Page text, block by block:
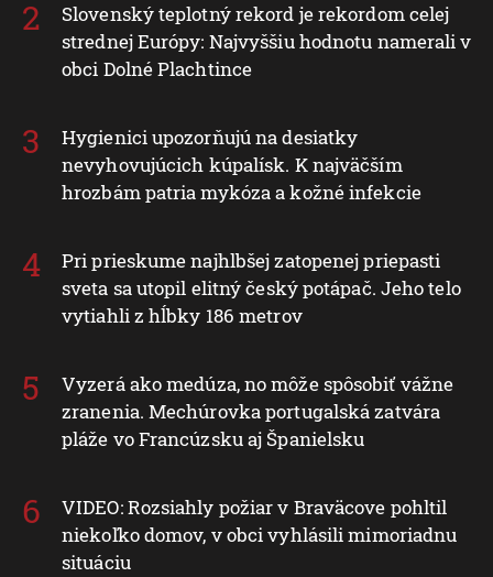
Slovenský teplotný rekord je rekordom celej
strednej Európy: Najvyššiu hodnotu namerali v
obci Dolné Plachtince
Hygienici upozorňujú na desiatky
nevyhovujúcich kúpalísk. K najväčším
hrozbám patria mykóza a kožné infekcie
Pri prieskume najhlbšej zatopenej priepasti
sveta sa utopil elitný český potápač. Jeho telo
vytiahli z hĺbky 186 metrov
Vyzerá ako medúza, no môže spôsobiť vážne
zranenia. Mechúrovka portugalská zatvára
pláže vo Francúzsku aj Španielsku
VIDEO: Rozsiahly požiar v Braväcove pohltil
niekoľko domov, v obci vyhlásili mimoriadnu
situáciu